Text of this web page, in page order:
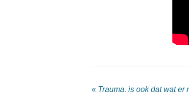
« Trauma, is ook dat wat er